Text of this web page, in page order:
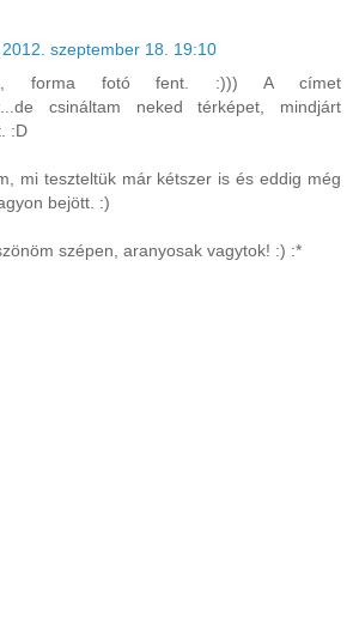
2012. szeptember 18. 19:10
forma fotó fent. :))) A címet
csináltam neked térképet, mindjárt
:D
mi teszteltük már kétszer is és eddig még
bejött. :)
szépen, aranyosak vagytok! :) :*